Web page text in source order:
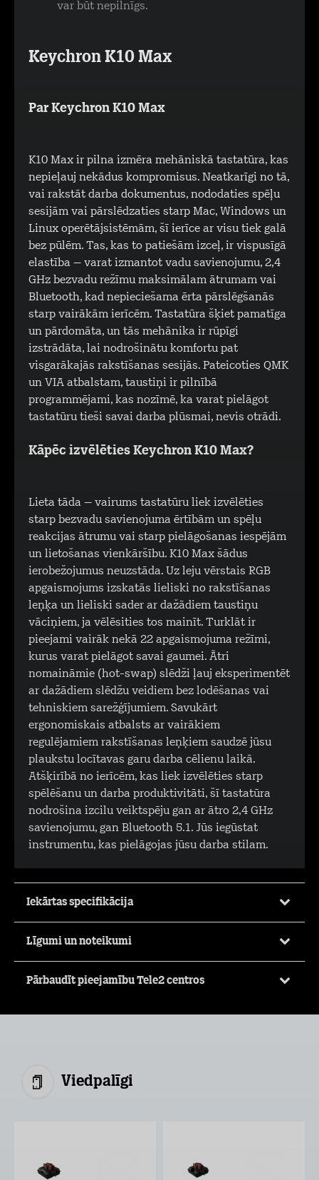
var būt nepilnīgs.
Keychron K10 Max
Par Keychron K10 Max
K10 Max ir pilna izmēra mehāniskā tastatūra, kas
nepieļauj nekādus kompromisus. Neatkarīgi no tā,
vai rakstāt darba dokumentus, nododaties spēļu
sesijām vai pārslēdzaties starp Mac, Windows un
Linux operētājsistēmām, šī ierīce ar visu tiek galā
bez pūlēm. Tas, kas to patiešām izceļ, ir vispusīgā
elastība – varat izmantot vadu savienojumu, 2,4
GHz bezvadu režīmu maksimālam ātrumam vai
Bluetooth, kad nepieciešama ērta pārslēgšanās
starp vairākām ierīcēm. Tastatūra šķiet pamatīga
un pārdomāta, un tās mehānika ir rūpīgi
izstrādāta, lai nodrošinātu komfortu pat
visgarākajās rakstīšanas sesijās. Pateicoties QMK
un VIA atbalstam, taustiņi ir pilnībā
programmējami, kas nozīmē, ka varat pielāgot
tastatūru tieši savai darba plūsmai, nevis otrādi.
Kāpēc izvēlēties Keychron K10 Max?
Lieta tāda – vairums tastatūru liek izvēlēties
starp bezvadu savienojuma ērtībām un spēļu
reakcijas ātrumu vai starp pielāgošanas iespējām
un lietošanas vienkāršību. K10 Max šādus
ierobežojumus neuzstāda. Uz leju vērstais RGB
apgaismojums izskatās lieliski no rakstīšanas
leņķa un lieliski sader ar dažādiem taustiņu
vāciņiem, ja vēlēsities tos mainīt. Turklāt ir
pieejami vairāk nekā 22 apgaismojuma režīmi,
kurus varat pielāgot savai gaumei. Ātri
nomaināmie (hot-swap) slēdži ļauj eksperimentēt
ar dažādiem slēdžu veidiem bez lodēšanas vai
tehniskiem sarežģījumiem. Savukārt
ergonomiskais atbalsts ar vairākiem
regulējamiem rakstīšanas leņķiem saudzē jūsu
plaukstu locītavas garu darba cēlienu laikā.
Atšķirībā no ierīcēm, kas liek izvēlēties starp
spēlēšanu un darba produktivitāti, šī tastatūra
nodrošina izcilu veiktspēju gan ar ātro 2,4 GHz
savienojumu, gan Bluetooth 5.1. Jūs iegūstat
instrumentu, kas pielāgojas jūsu darba stilam.
Iekārtas specifikācija
Līgumi un noteikumi
Pārbaudīt pieejamību Tele2 centros
Viedpalīgi